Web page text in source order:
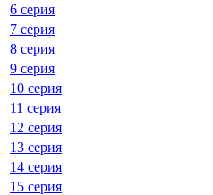
6 серия
7 серия
8 серия
9 серия
10 серия
11 серия
12 серия
13 серия
14 серия
15 серия